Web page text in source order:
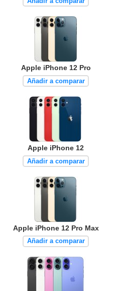
Apple iPhone 12 Pro
Añadir a comparar
Apple iPhone 12
Añadir a comparar
Apple iPhone 12 Pro Max
Añadir a comparar